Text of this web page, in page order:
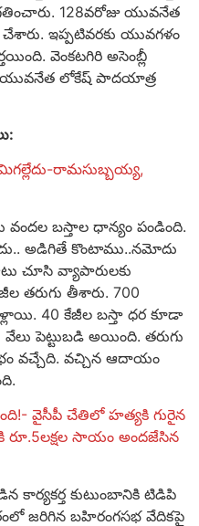
128వరోజు యువనేత
ఇప్పటివరకు యువగళం
వెంకటగిరి అసెంబ్లీ
యువనేత లోకేష్ పాదయాత్ర
:
రామసుబ్బయ్య,
వందల బస్తాల ధాన్యం పండింది.
అడిగితే కొంటాము..నమోదు
చూసి వ్యాపారులకు
తరుగు తీశారు. 700
40 కేజీల బస్తా ధర కూడా
పెట్టుబడి అయింది. తరుగు
వచ్చేది. వచ్చిన ఆదాయం
వైసీపీ చేతిలో హ‌త్యకి గురైన
రూ.5లక్షల సాయం అందజేసిన
కుటుంబానికి టిడిపి
జరిగిన బహిరంగసభ వేదికపై